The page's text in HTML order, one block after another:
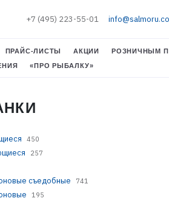
+7 (495) 223-55-01
ПРАЙС-ЛИСТЫ АКЦИИ
РОЗНИЧНЫМ
«ПРО РЫБАЛКУ»
450
257
съедобные 741
195